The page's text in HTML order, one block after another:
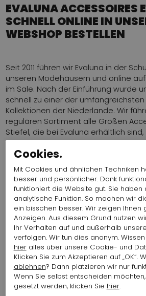
EVALUNA ACCESSOIRES
SCHNELL ONLINE IN
WEBSHOP BESTELLEN
Seit 2011 führen wir Evaluna in der
unseren Modehäusern und online
im Sale. Nach der Einführung wurde
schnell zu einer der umfangreichsten
Kollektionen der Niederlande. Wir
regulären Sortiment alle Größen
Stiefel, die bei Evaluna erhältlich
Größe 42. Auch bieten wir, wie bei
möglich) halbe Schuhgrößen in
Bei Penninkhof finden Sie im Sale
Schuhe, Sneaker, Stiefel, Accessoires
anderer Designer wie etwa K&S,
Cervone und viele andere. Sehen
unsere Modekollektion an, von
bis hin zu Marc Cain, von Blusen
Schals und Mänteln, für ein
SERVICE UND
BEI PENNINKHOF VON
BEDEUTUNG
Unser Service geht über eine gute
Cookies.
Mit Cookies und ähnlichen Techniken
besser und persönlicher. Dank
funktioniert die Website gut. Sie haben
analytische Funktion. So machen wir
ein bisschen besser. Wir zeigen Ihnen
Anzeigen. Aus diesem Grund nutzen
Ihr Verhalten auf und außerhalb
verfolgen. Wir tun dies anonym.
hieralles über unsere Cookie- und
Klicken Sie zum Akzeptieren auf „OK“.
ablehnen? Dann platzieren wir nur
Wenn Sie selbst entscheiden
gesetzt werden, klicken Sie hier.